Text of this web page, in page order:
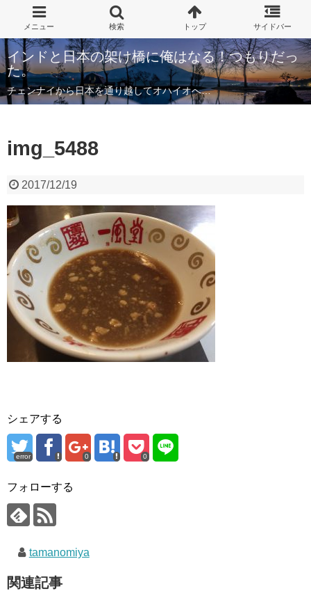
インドと日本の架け橋に俺はなる！つもりだっ
た。
チェンナイから日本を通り越してオハイオへ…
img_5488
2017/12/19
シェアする
error 0 0
フォローする
tamanomiya
関連記事